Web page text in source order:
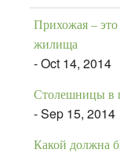
Прихожая –
жилища
- Oct 14, 2014
Столешницы в
- Sep 15, 2014
Какой должна